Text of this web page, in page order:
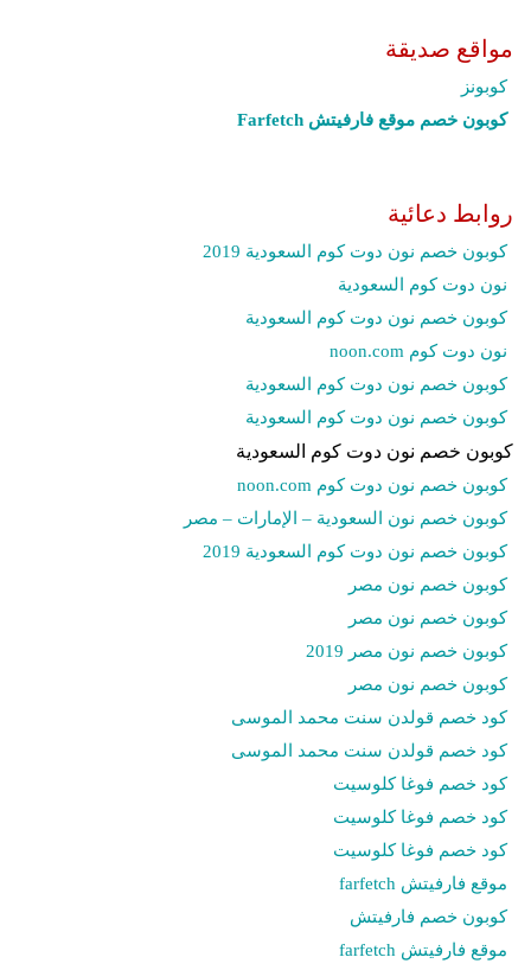
مواقع صديقة
كوبونز
كوبون خصم موقع فارفيتش Farfetch‎
روابط دعائية
كوبون خصم نون دوت كوم السعودية 2019
نون دوت كوم السعودية
كوبون خصم نون دوت كوم السعودية
نون دوت كوم noon.com
كوبون خصم نون دوت كوم السعودية
كوبون خصم نون دوت كوم السعودية
كوبون خصم نون دوت كوم السعودية
كوبون خصم نون دوت كوم noon.com
كوبون خصم نون السعودية – الإمارات – مصر
كوبون خصم نون دوت كوم السعودية 2019
كوبون خصم نون مصر
كوبون خصم نون مصر
كوبون خصم نون مصر 2019
كوبون خصم نون مصر
كود خصم قولدن سنت محمد الموسى
كود خصم قولدن سنت محمد الموسى
كود خصم فوغا كلوسيت
كود خصم فوغا كلوسيت
كود خصم فوغا كلوسيت
موقع فارفيتش farfetch
كوبون خصم فارفيتش
موقع فارفيتش farfetch